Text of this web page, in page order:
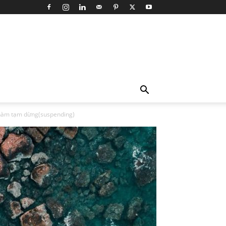
tạm dừng(suspending)